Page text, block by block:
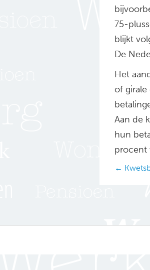
75-
blijkt
De
Het
of girale
Aan de
hun
procent
Posts
←